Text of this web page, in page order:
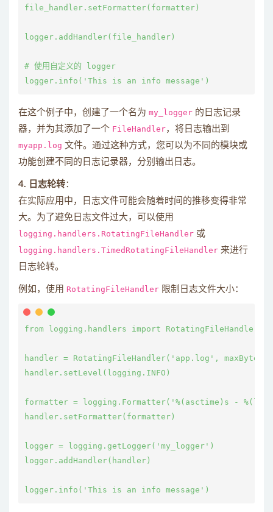
file_handler.setFormatter(formatter)
logger.addHandler(file_handler)
# 使用自定义的 logger
在这个例子中，创建了一个名为 my_logger 的日志记录
器，并为其添加了一个 FileHandler，将日志输出到
myapp.log 文件。通过这种方式，您可以为不同的模块或
功能创建不同的日志记录器，分别输出日志。
4. 日志轮转：
在实际应用中，日志文件可能会随着时间的推移变得非常
大。为了避免日志文件过大，可以使用
logging.handlers.RotatingFileHandler 或
logging.handlers.TimedRotatingFileHandler 来进行
日志轮转。
例如，使用 RotatingFileHandler 限制日志文件大小：
from logging.handlers import RotatingFileHandler
handler = RotatingFileHandler('app.log',
handler.setLevel(logging.INFO)
formatter = logging.Formatter('%(asctime)s -
handler.setFormatter(formatter)
logger = logging.getLogger('my_logger')
logger.addHandler(handler)